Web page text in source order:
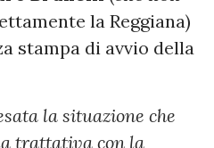
la Reggiana)
stampa di avvio della
la situazione che
trattativa con la